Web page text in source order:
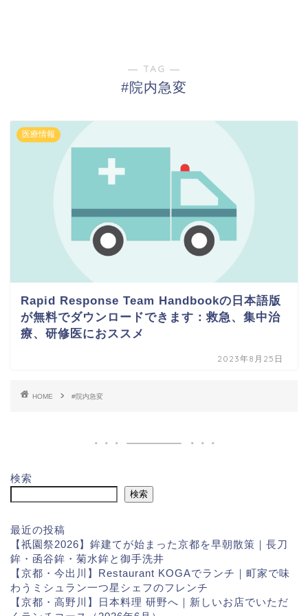
― TAG ―
#院内急変
医療情報
Rapid Response Team Handbookの日本語版
が無料でダウンロードできます：救急、集中治
療、研修医におススメ
2023年8月25日
HOME #院内急変
検索
検索
最近の投稿
【祇園祭2026】鉾建てが始まった京都を早朝散策｜長刀
鉾・函谷鉾・菊水鉾と御手洗井
【京都・今出川】Restaurant KOGAでランチ｜町家で味
わうミシュラン一つ星シェフのフレンチ
【京都・高野川】日本料理 研野へ｜新しいお店でいただ